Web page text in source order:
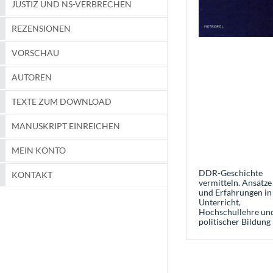
JUSTIZ UND NS-VERBRECHEN
REZENSIONEN
VORSCHAU
AUTOREN
TEXTE ZUM DOWNLOAD
MANUSKRIPT EINREICHEN
MEIN KONTO
KONTAKT
DDR-Geschichte
vermitteln. Ansätze
und Erfahrungen in
Unterricht,
Hochschullehre
politischer Bildung